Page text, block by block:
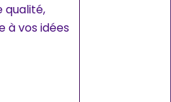
qualité,
à vos idées